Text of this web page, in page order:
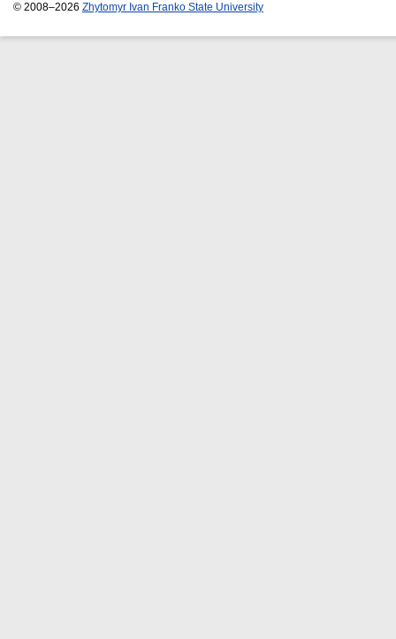
© 2008–2026 Zhytomyr Ivan Franko State University